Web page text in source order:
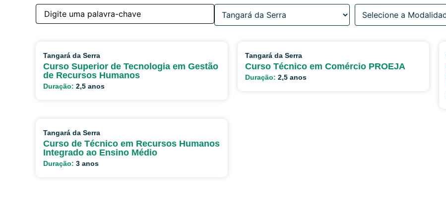
Tangará da Serra
Curso Superior de Tecnologia em Gestão
de Recursos Humanos
Duração: 2,5 anos
Tangará da Serra
Curso Técnico em Comércio PROEJA
Duração: 2,5 anos
Tangará da Serra
Curso de Técnico em Recursos Humanos
Integrado ao Ensino Médio
Duração: 3 anos